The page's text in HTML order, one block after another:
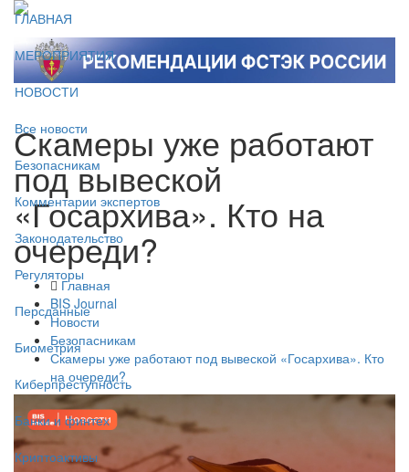
ГЛАВНАЯ
МЕРОПРИЯТИЯ
НОВОСТИ
Все новости
Безопасникам
Комментарии экспертов
Законодательство
Регуляторы
Персданные
Биометрия
Киберпреступность
Банки и финтех
Криптоактивы
Скамеры уже работают
под вывеской
«Госархива». Кто на
очереди?
Главная
BIS Journal
Новости
Безопасникам
Скамеры уже работают под вывеской «Госархива». Кто
на очереди?